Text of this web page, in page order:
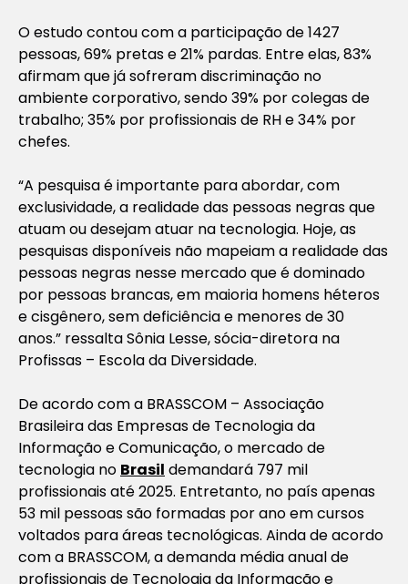
O estudo contou com a participação de 1427
pessoas, 69% pretas e 21% pardas. Entre elas, 83%
afirmam que já sofreram discriminação no
ambiente corporativo, sendo 39% por colegas de
trabalho; 35% por profissionais de RH e 34% por
chefes.
“A pesquisa é importante para abordar, com
exclusividade, a realidade das pessoas negras que
atuam ou desejam atuar na tecnologia. Hoje, as
pesquisas disponíveis não mapeiam a realidade das
pessoas negras nesse mercado que é dominado
por pessoas brancas, em maioria homens héteros
e cisgênero, sem deficiência e menores de 30
anos.” ressalta Sônia Lesse, sócia-diretora na
Profissas – Escola da Diversidade.
De acordo com a BRASSCOM – Associação
Brasileira das Empresas de Tecnologia da
Informação e Comunicação, o mercado de
tecnologia no Brasil demandará 797 mil
profissionais até 2025. Entretanto, no país apenas
53 mil pessoas são formadas por ano em cursos
voltados para áreas tecnológicas. Ainda de acordo
com a BRASSCOM, a demanda média anual de
profissionais de Tecnologia da Informação e